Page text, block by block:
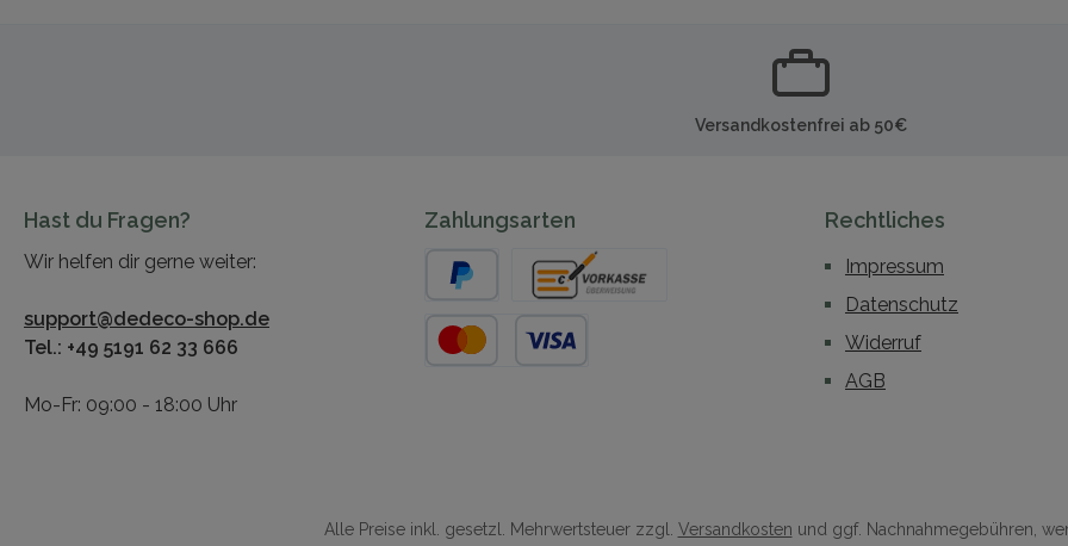
Versandkostenfrei ab 50€
Hast du Fragen?
Wir helfen dir gerne weiter:
support@dedeco-shop.de
Tel.: +49 5191 62 33 666
Mo-Fr: 09:00 - 18:00 Uhr
Zahlungsarten Rechtliches
Impressum
Datenschutz
Widerruf
AGB
Alle Preise inkl. gesetzl. Mehrwertsteuer zzgl. Versandkosten und ggf. Nachnahmegebühren,